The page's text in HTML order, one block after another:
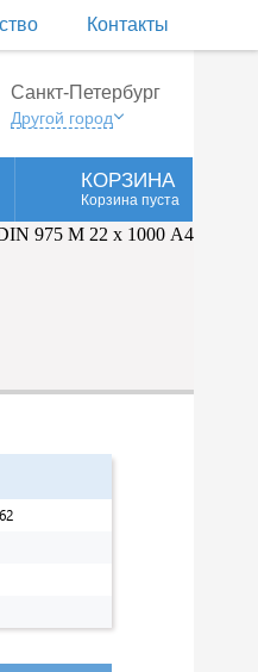
Контакты
Санкт-Петербург
Другой город
КОРЗИНА
Корзина пуста